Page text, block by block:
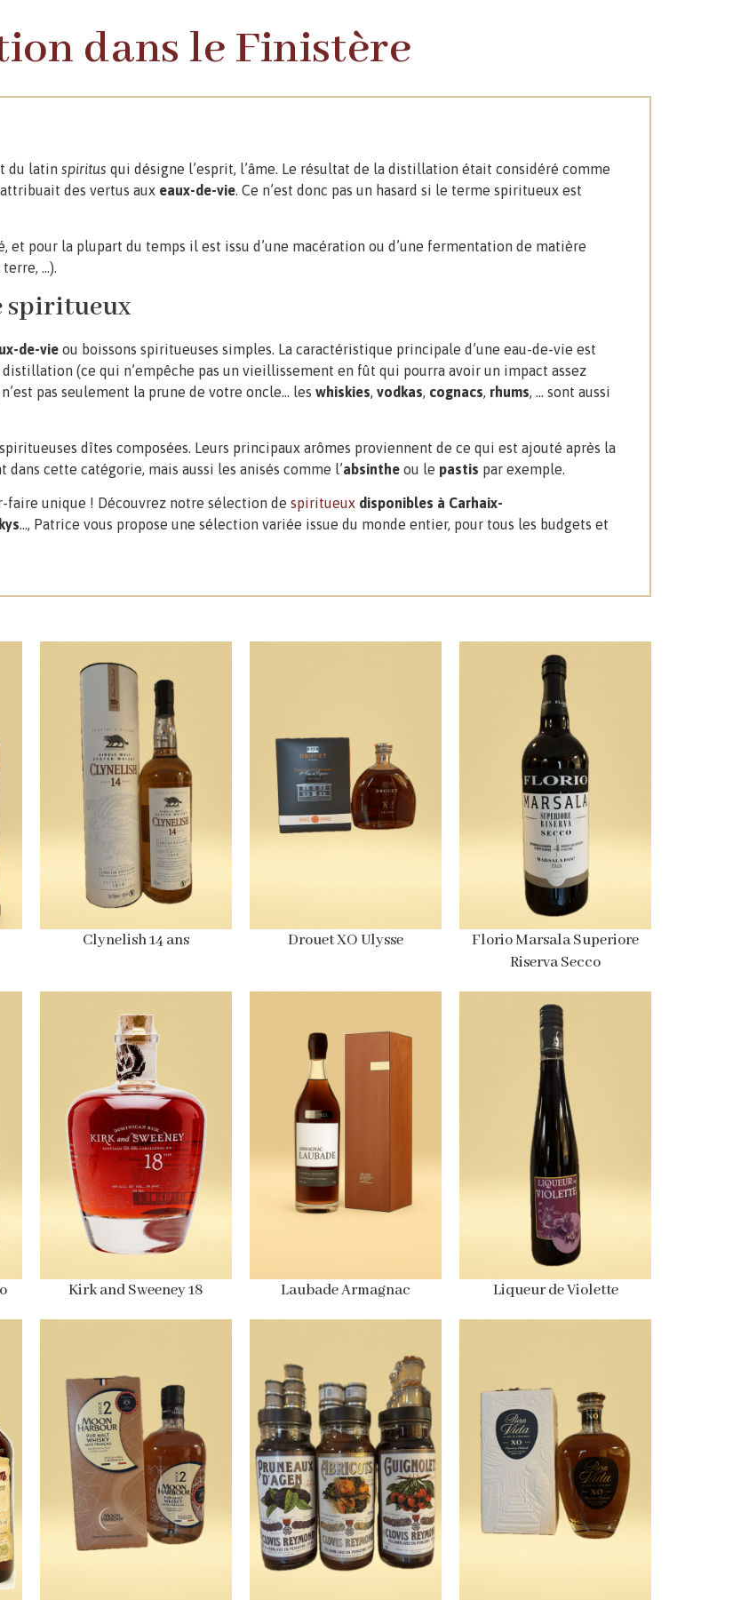
dans le Finistère
du latin spiritus qui désigne l’esprit, l’âme. Le résultat de la distillation était considéré comme
des vertus aux eaux-de-vie. Ce n’est donc pas un hasard si le terme spiritueux est
pour la plupart du temps il est issu d’une macération ou d’une fermentation de matière
…).
spiritueux
de-vie ou boissons spiritueuses simples. La caractéristique principale d’une eau-de-vie est
(ce qui n’empêche pas un vieillissement en fût qui pourra avoir un impact assez
pas seulement la prune de votre oncle… les whiskies, vodkas, cognacs, rhums, … sont aussi
dîtes composées. Leurs principaux arômes proviennent de ce qui est ajouté après la
cette catégorie, mais aussi les anisés comme l’absinthe ou le pastis par exemple.
faire unique ! Découvrez notre sélection de spiritueux disponibles à Carhaix-
…, Patrice vous propose une sélection variée issue du monde entier, pour tous les budgets et
Clynelish 14 ans Drouet XO Ulysse
Florio Marsala Superiore
Riserva Secco
Kirk and Sweeney 18 Laubade Armagnac Liqueur de Violette